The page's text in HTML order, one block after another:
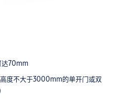
达70mm
度不大于3000mm的单开门或双